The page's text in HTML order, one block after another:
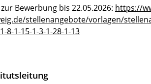
Bewerbung bis 22.05.2026: https://
stellenangebote/vorlagen/
8-1-15-1-3-1-28-1-13